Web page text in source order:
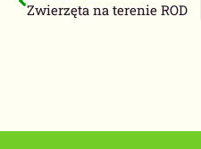
Zwierzęta na terenie ROD